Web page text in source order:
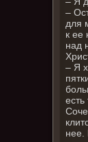
–
для
к ее
над
– Я
нее.